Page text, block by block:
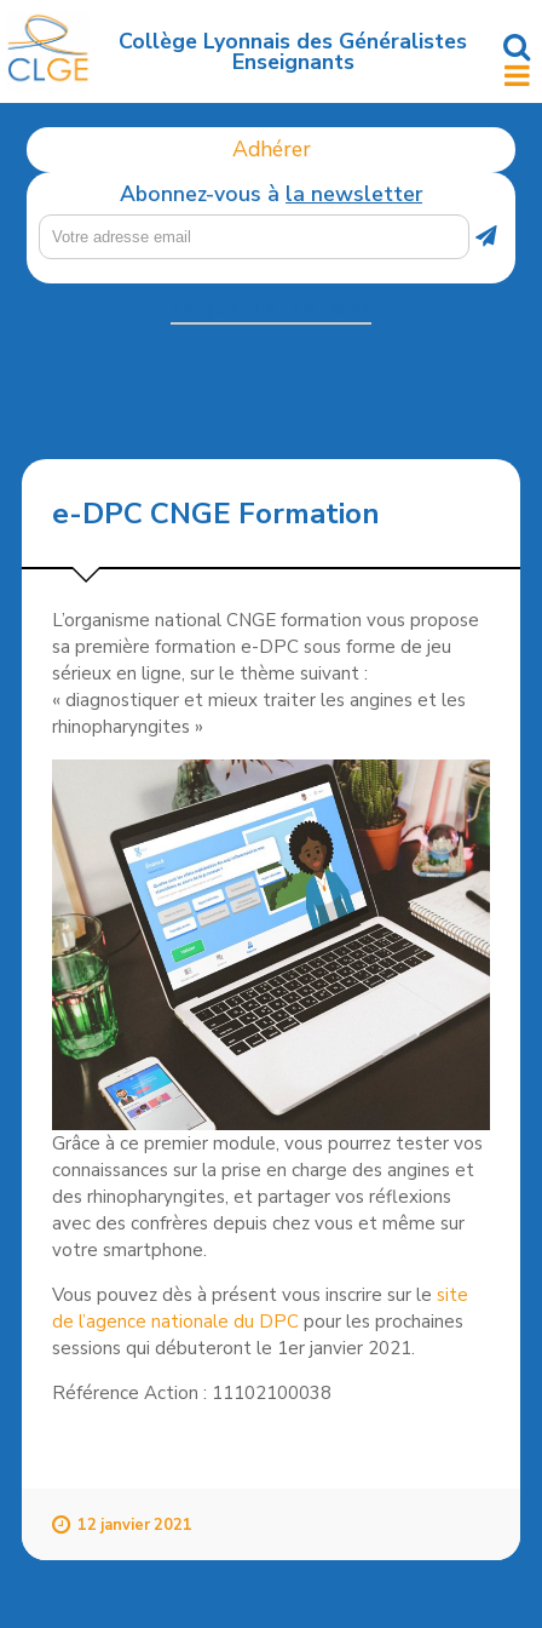
Accéder
au
contenu
Collège Lyonnais des Généralistes
Enseignants
Adhérer
Abonnez-vous à la newsletter
e-DPC CNGE Formation
L’organisme national CNGE formation vous propose
sa première formation e-DPC sous forme de jeu
sérieux en ligne, sur le thème suivant :
« diagnostiquer et mieux traiter les angines et les
rhinopharyngites »
Grâce à ce premier module, vous pourrez tester vos
connaissances sur la prise en charge des angines et
des rhinopharyngites, et partager vos réflexions
avec des confrères depuis chez vous et même sur
votre smartphone.
Vous pouvez dès à présent vous inscrire sur le site
de l’agence nationale du DPC pour les prochaines
sessions qui débuteront le 1er janvier 2021.
Référence Action : 11102100038
12 janvier 2021